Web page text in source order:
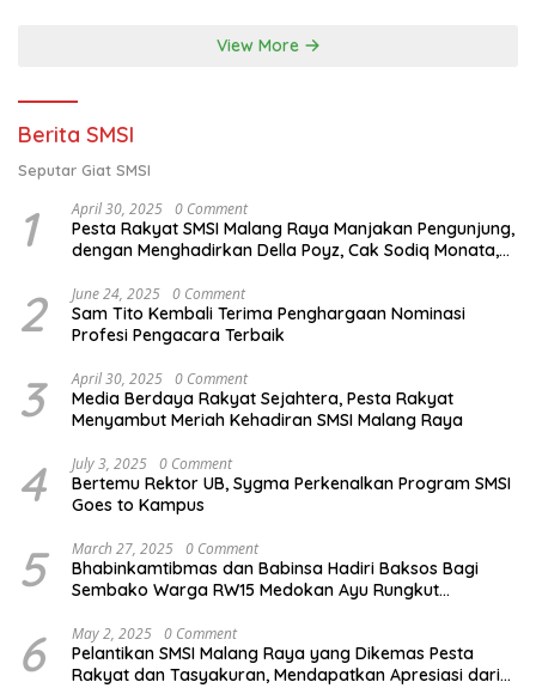
View More
Berita SMSI
Seputar Giat SMSI
1 April 30, 2025 0 Comment
Pesta Rakyat SMSI Malang Raya Manjakan Pengunjung,
dengan Menghadirkan Della Poyz, Cak Sodiq Monata,
2 June 24, 2025 0 Comment
Sam Tito Kembali Terima Penghargaan Nominasi
Profesi Pengacara Terbaik
3 April 30, 2025 0 Comment
Media Berdaya Rakyat Sejahtera, Pesta Rakyat
Menyambut Meriah Kehadiran SMSI Malang Raya
4 July 3, 2025 0 Comment
Bertemu Rektor UB, Sygma Perkenalkan Program SMSI
Goes to Kampus
5 March 27, 2025 0 Comment
Bhabinkamtibmas dan Babinsa Hadiri Baksos Bagi
Sembako Warga RW15 Medokan Ayu Rungkut
6 May 2, 2025 0 Comment
Pelantikan SMSI Malang Raya yang Dikemas Pesta
Rakyat dan Tasyakuran, Mendapatkan Apresiasi dari